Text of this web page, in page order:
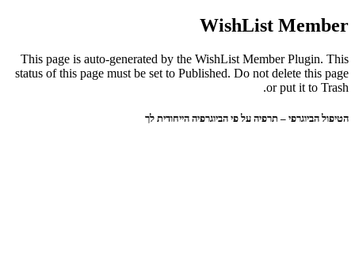
WishList Member
This page is auto-generated by the WishList Member Plugin. This
status of this page must be set to Published. Do not delete this page
or put it to Trash.
הטיפול הביוגרפי – תרפיה על פי הביוגרפיה הייחודית לך